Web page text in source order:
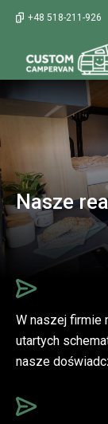
Nasze
W naszej firmie
utartych
nasze
+48 518-211-926